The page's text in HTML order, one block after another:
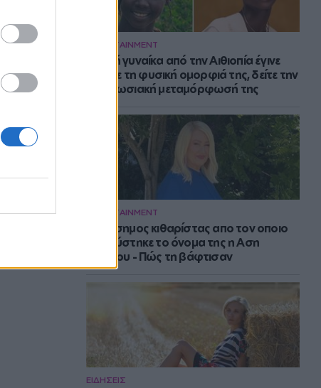
ENTERTAINMENT
Νεαρή γυναίκα από την Αιθιοπία έγινε
viral με τη φυσική ομορφιά της, δείτε την
εντυπωσιακή μεταμόρφωσή της
ENTERTAINMENT
Ο διάσημος κιθαρίστας απο τον οποιο
εμπνεύστηκε το όνομα της η Αση
Μπήλιου - Πώς τη βάφτισαν
ΕΙΔΗΣΕΙΣ